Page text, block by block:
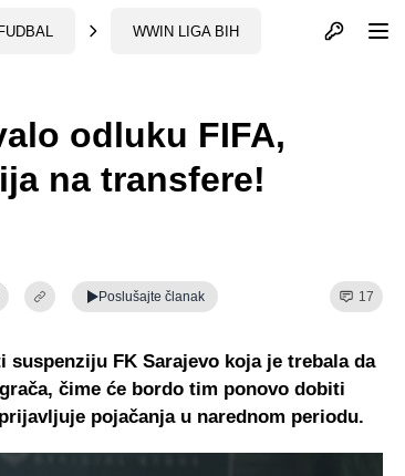
WWIN LIGA BIH Otvori profil
odluku FIFA,
na transfere!
Poslušajte članak 17
suspenziju FK Sarajevo koja je trebala da
čime će bordo tim ponovo dobiti
pojačanja u narednom periodu.